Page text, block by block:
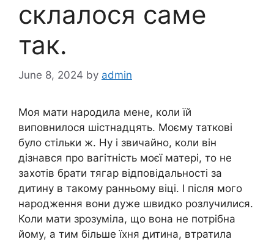
склалося саме
так.
June 8, 2024 by admin
Моя мати народила мене, коли їй
виповнилося шістнадцять. Моєму таткові
було стільки ж. Ну і звичайно, коли він
дізнався про вагітність моєї матері, то не
захотів брати тягар відповідальності за
дитину в такому ранньому віці. І після мого
народження вони дуже швидко розлучилися.
Коли мати зрозуміла, що вона не потрібна
йому, а тим більше їхня дитина, втратила